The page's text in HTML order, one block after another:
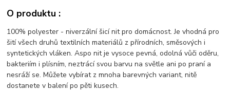
O produktu :
100% polyester - niverzální šicí nit pro domácnost. Je vhodná pro
šití všech druhů textilních materiálů z přírodních, směsových i
syntetických vláken. Aspo nit je vysoce pevná, odolná vůči oděru,
bakteriím i plísním, neztrácí svou barvu na světle ani po praní a
nesráží se. Můžete vybírat z mnoha barevných variant, nitě
dostanete v balení po pěti kusech.